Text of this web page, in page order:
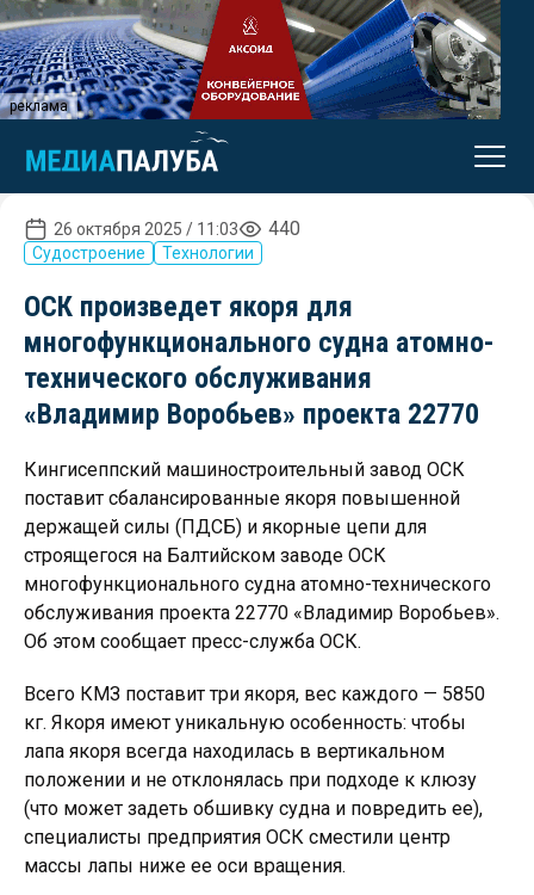
реклама
26 октября 2025 / 11:03 440
Судостроение Технологии
ОСК произведет якоря для
многофункционального судна атомно-
технического обслуживания
«Владимир Воробьев» проекта 22770
Кингисеппский машиностроительный завод ОСК
поставит сбалансированные якоря повышенной
держащей силы (ПДСБ) и якорные цепи для
строящегося на Балтийском заводе ОСК
многофункционального судна атомно-технического
обслуживания проекта 22770 «Владимир Воробьев».
Об этом сообщает пресс-служба ОСК.
Всего КМЗ поставит три якоря, вес каждого — 5850
кг. Якоря имеют уникальную особенность: чтобы
лапа якоря всегда находилась в вертикальном
положении и не отклонялась при подходе к клюзу
(что может задеть обшивку судна и повредить ее),
специалисты предприятия ОСК сместили центр
массы лапы ниже ее оси вращения.